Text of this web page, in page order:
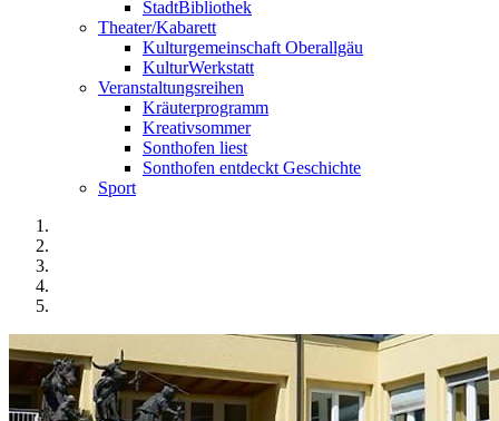
StadtBibliothek
Theater/Kabarett
Kulturgemeinschaft Oberallgäu
KulturWerkstatt
Veranstaltungsreihen
Kräuterprogramm
Kreativsommer
Sonthofen liest
Sonthofen entdeckt Geschichte
Sport